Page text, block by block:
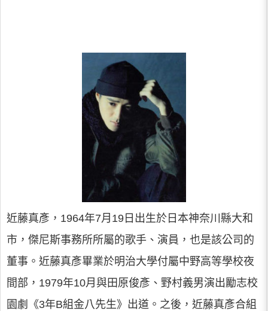
近藤真彥，1964年7月19日出生於日本神奈川縣大和
市，傑尼斯事務所所屬的歌手、演員，也是該公司的
董事。近藤真彥畢業於明治大學付屬中野高等學校夜
間部，1979年10月與田原俊彥、野村義男演出勵志校
園劇《3年B組金八先生》出道。之後，近藤真彥合組